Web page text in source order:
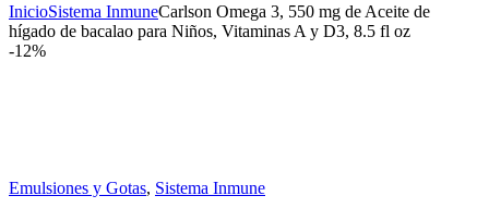
InicioSistema InmuneCarlson Omega 3, 550 mg de Aceite de
hígado de bacalao para Niños, Vitaminas A y D3, 8.5 fl oz
-12%
Emulsiones y Gotas, Sistema Inmune